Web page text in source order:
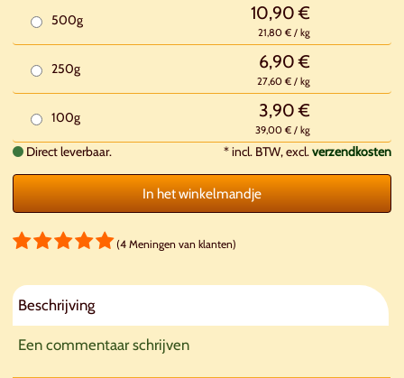
500g 10,90 €
21,80 € / kg
250g 6,90 €
27,60 € / kg
100g 3,90 €
39,00 € / kg
Direct leverbaar. *incl. BTW, excl.verzendkosten
In het winkelmandje
(4 Meningen van klanten)
Beschrijving
Een commentaar schrijven